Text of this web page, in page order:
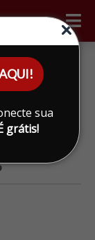
sua
grátis!
CLIENTE